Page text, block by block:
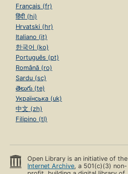
Français (fr)
हिंदी (hi)
Hrvatski (hr)
Italiano (it)
한국어 (ko)
Português (pt)
Română (ro)
Sardu (sc)
తెలుగు (te)
Українська (uk)
中文 (zh)
Filipino (tl)
Open Library is an initiative of the
Internet Archive, a 501(c)(3) non-